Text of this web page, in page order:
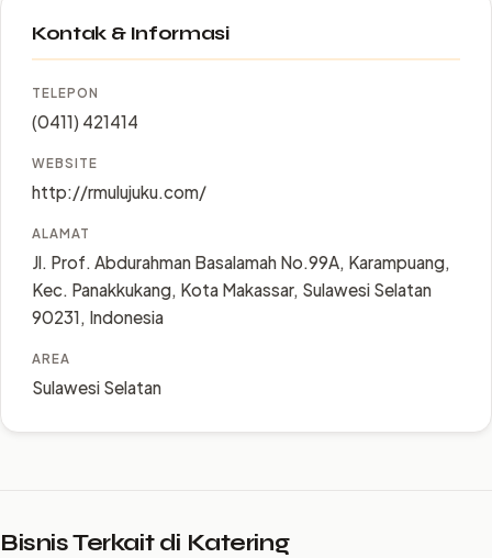
Kontak & Informasi
TELEPON
(0411) 421414
WEBSITE
http://rmulujuku.com/
ALAMAT
Jl. Prof. Abdurahman Basalamah No.99A, Karampuang,
Kec. Panakkukang, Kota Makassar, Sulawesi Selatan
90231, Indonesia
AREA
Sulawesi Selatan
Bisnis Terkait di Katering